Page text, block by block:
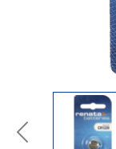
Previous